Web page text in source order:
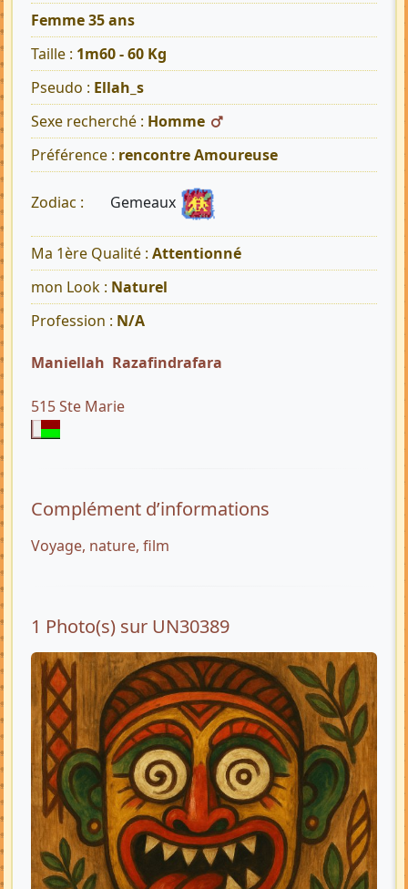
Femme 35 ans
Taille : 1m60 - 60 Kg
Pseudo : Ellah_s
Sexe recherché : Homme
Préférence : rencontre Amoureuse
Zodiac : Gemeaux
Ma 1ère Qualité : Attentionné
mon Look : Naturel
Profession : N/A
Maniellah Razafindrafara
515 Ste Marie
Complément d’informations
Voyage, nature, film
1 Photo(s) sur UN30389